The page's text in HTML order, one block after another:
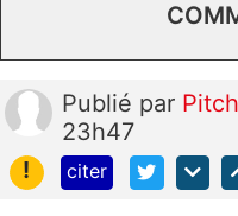
Publié par
23h47
!
citer